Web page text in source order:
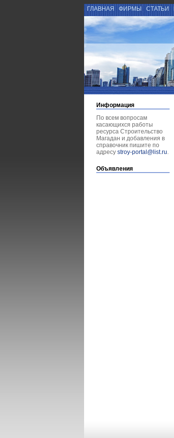
ГЛАВНАЯ ФИРМЫ СТАТЬИ
Информация
По всем вопросам
касающихся работы
ресурса Строительство
Магадан и добавления в
справочник пишите по
адресу stroy-portal@list.ru.
Объявления